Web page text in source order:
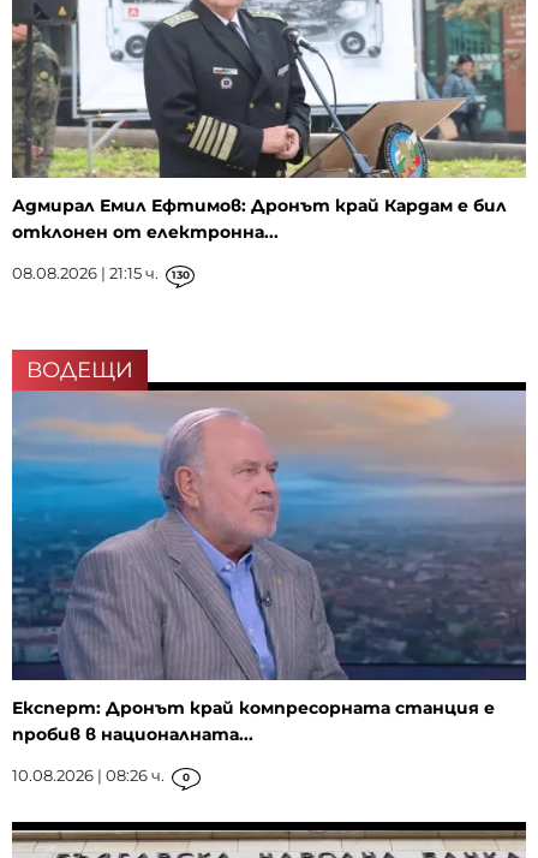
Адмирал Емил Ефтимов: Дронът край Кардам е бил
отклонен от електронна...
08.08.2026 | 21:15 ч. 130
ВОДЕЩИ
Експерт: Дронът край компресорната станция е
пробив в националната...
10.08.2026 | 08:26 ч. 0